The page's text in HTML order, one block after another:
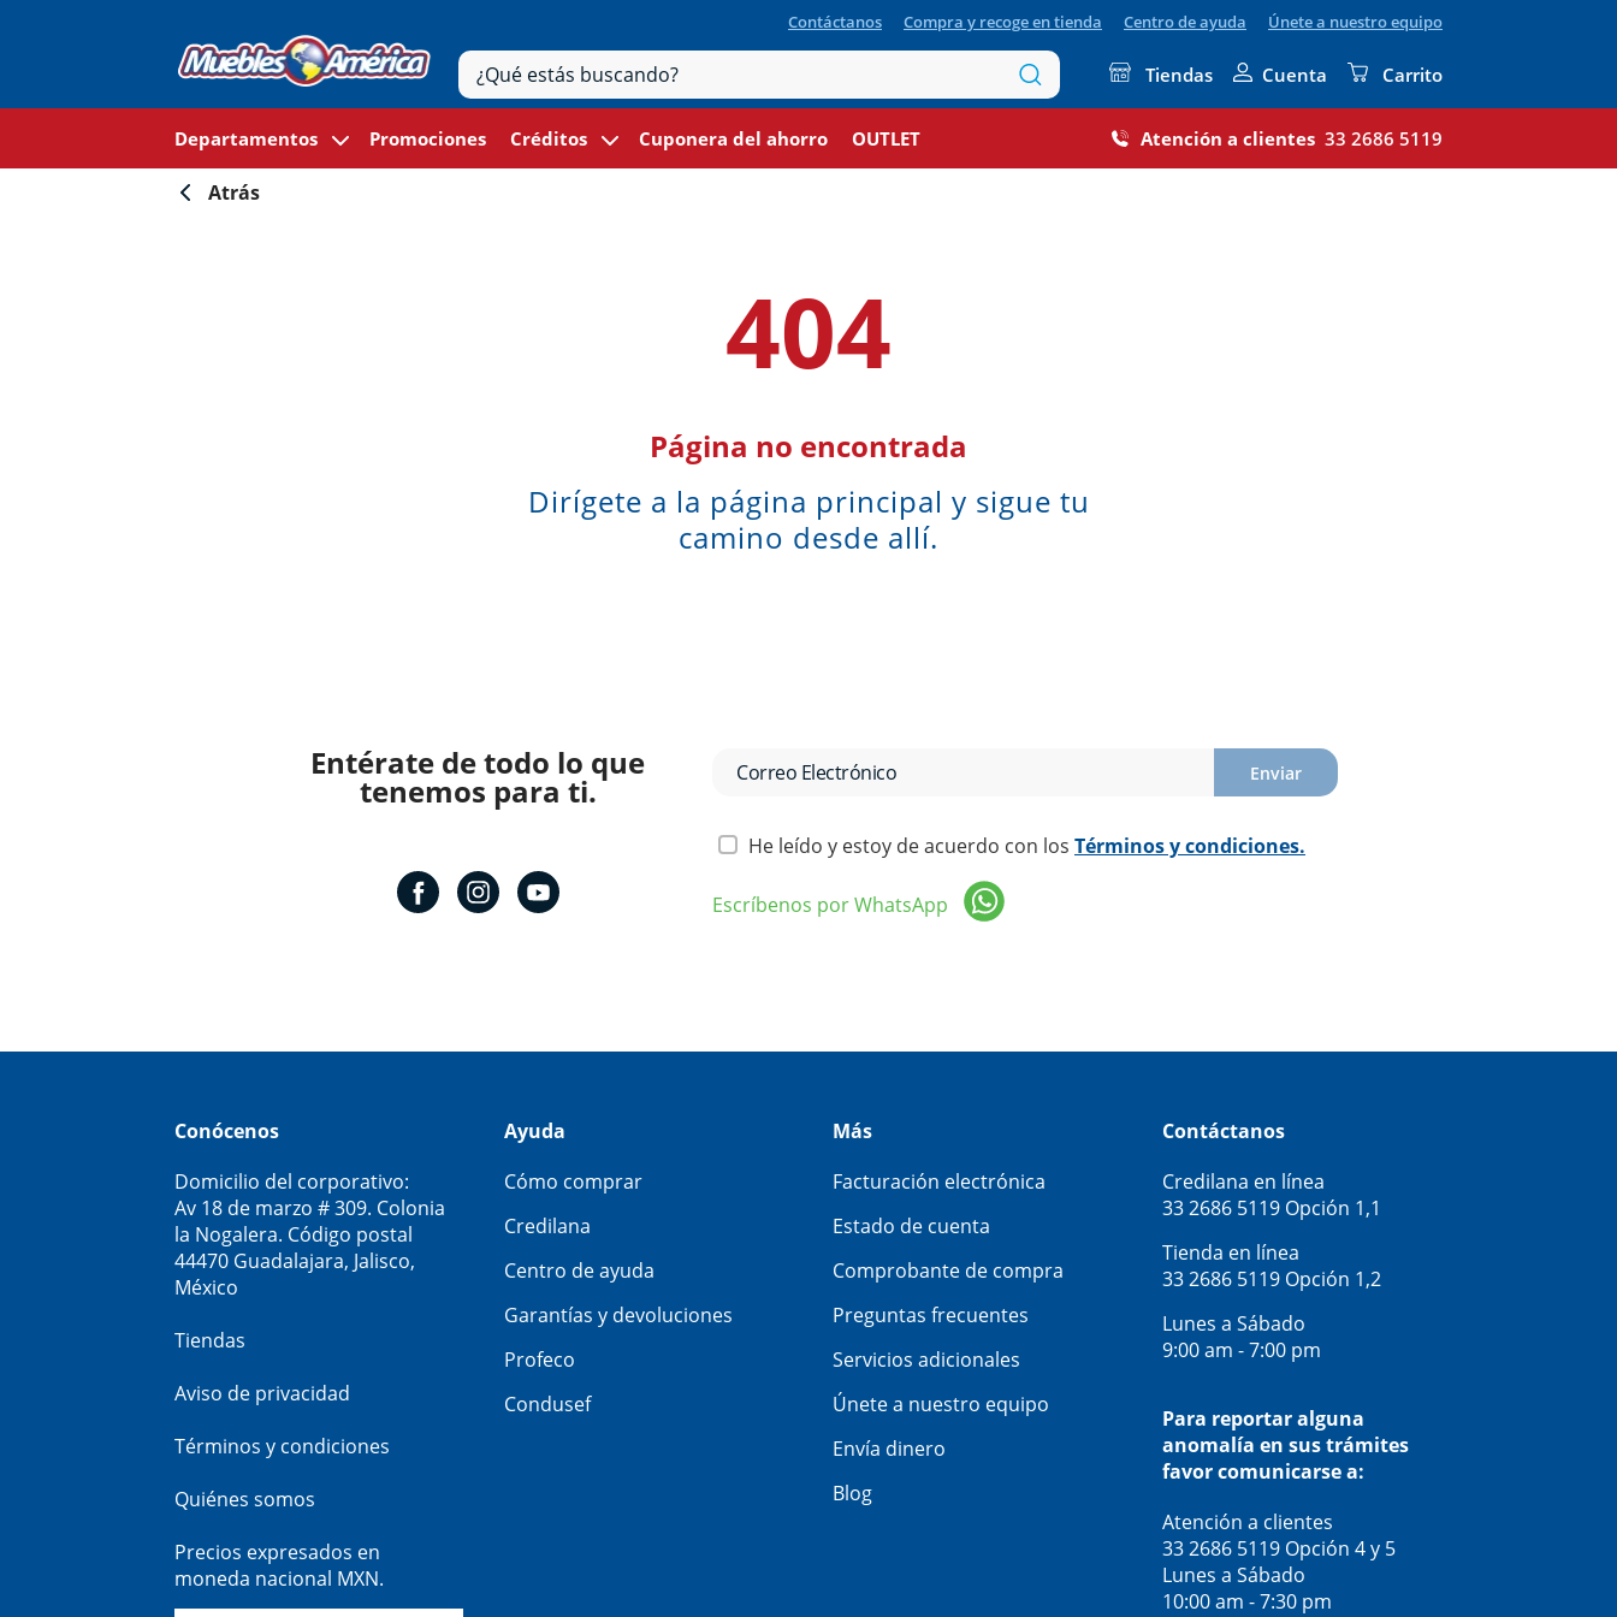
Contáctanos Compra y recoge en tienda Centro de ayuda Únete a nuestro equipo
Tiendas Cuenta Carrito
Departamentos Promociones Créditos Cuponera del ahorro OUTLET Atención a clientes 33 2686 5119
Atrás
404
Página no encontrada
Dirígete a la página principal y sigue tu
camino desde allí.
Entérate de todo lo que
tenemos para ti. Enviar
He leído y estoy de acuerdo con los Términos y condiciones.
Escríbenos por WhatsApp
Conócenos
Domicilio del corporativo:
Av 18 de marzo # 309. Colonia
la Nogalera. Código postal
44470 Guadalajara, Jalisco,
México
Tiendas
Aviso de privacidad
Términos y condiciones
Quiénes somos
Precios expresados en
moneda nacional MXN.
Ayuda
Cómo comprar
Credilana
Centro de ayuda
Garantías y devoluciones
Profeco
Condusef
Más
Facturación electrónica
Estado de cuenta
Comprobante de compra
Preguntas frecuentes
Servicios adicionales
Únete a nuestro equipo
Envía dinero
Blog
Contáctanos
Credilana en línea
33 2686 5119 Opción 1,1
Tienda en línea
33 2686 5119 Opción 1,2
Lunes a Sábado
9:00 am - 7:00 pm
Para reportar alguna
anomalía en sus trámites
favor comunicarse a:
Atención a clientes
33 2686 5119 Opción 4 y 5
Lunes a Sábado
10:00 am - 7:30 pm